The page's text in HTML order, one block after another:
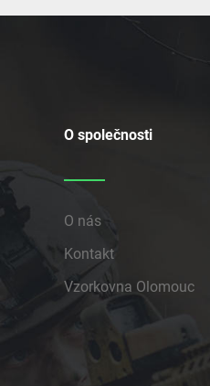
O společnosti
O nás
Kontakt
Vzorkovna Olomouc